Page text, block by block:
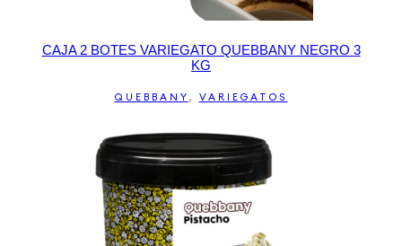
CAJA 2 BOTES VARIEGATO QUEBBANY NEGRO 3
KG
QUEBBANY , VARIEGATOS